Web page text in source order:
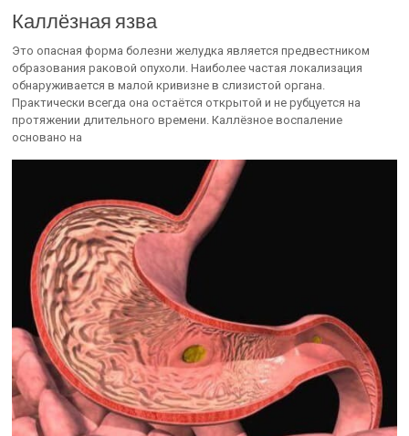
Каллёзная язва
Это опасная форма болезни желудка является предвестником
образования раковой опухоли. Наиболее частая локализация
обнаруживается в малой кривизне в слизистой органа.
Практически всегда она остаётся открытой и не рубцуется на
протяжении длительного времени. Каллёзное воспаление
основано на